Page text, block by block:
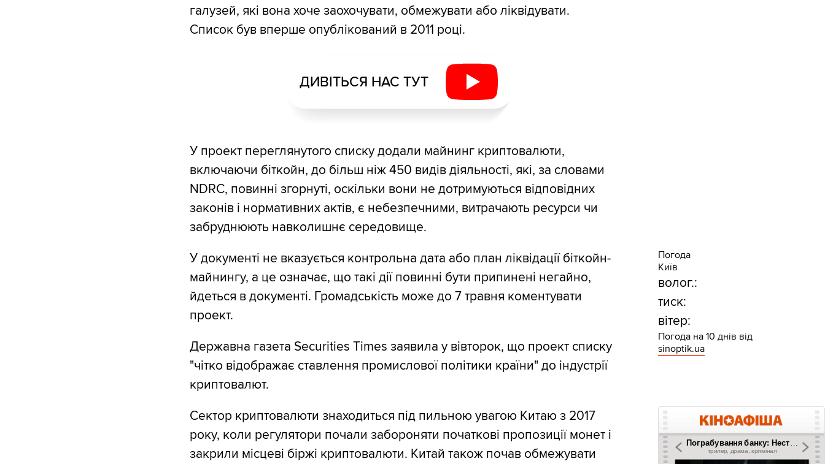
галузей, які вона хоче заохочувати, обмежувати або ліквідувати.
Список був вперше опублікований в 2011 році.
ДИВІТЬСЯ НАС ТУТ
У проект переглянутого списку додали майнинг криптовалюти,
включаючи біткойн, до більш ніж 450 видів діяльності, які, за словами
NDRC, повинні згорнуті, оскільки вони не дотримуються відповідних
законів і нормативних актів, є небезпечними, витрачають ресурси чи
забруднюють навколишнє середовище.
У документі не вказується контрольна дата або план ліквідації біткойн-
майнингу, а це означає, що такі дії повинні бути припинені негайно,
йдеться в документі. Громадськість може до 7 травня коментувати
проект.
Державна газета Securities Times заявила у вівторок, що проект списку
"чітко відображає ставлення промислової політики країни" до індустрії
криптовалют.
Сектор криптовалюти знаходиться під пильною увагою Китаю з 2017
року, коли регулятори почали забороняти початкові пропозиції монет і
закрили місцеві біржі криптовалюти. Китай також почав обмежувати
Погода
Київ
волог.:
тиск:
вітер:
Погода на 10 днів від
sinoptik.ua